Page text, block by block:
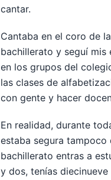
cantar.
Cantaba en el coro de
bachillerato y seguí mis
en los grupos del
las clases de
con gente y hacer
En realidad, durante
estaba segura tampoco
bachillerato entras a
y dos, tenías